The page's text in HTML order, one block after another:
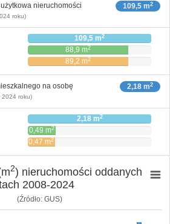
109,5 m2
nieruchomości
roku)
109,5 m2
88,9 m2
89,2 m2
2,18 m2
na osobę
2024 roku)
2,18 m2
0,49 m2
0,47 m2
(Źródło: GUS)
2) nieruchomości oddanych
2008-2024